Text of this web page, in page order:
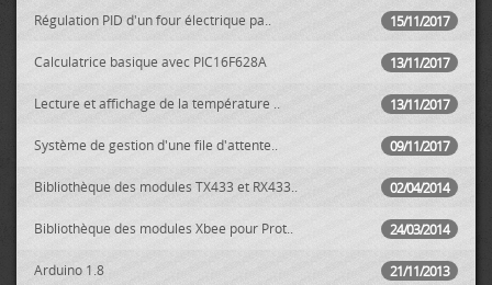
15/11/2017
Régulation PID d'un four électrique pa..
13/11/2017
Calculatrice basique avec PIC16F628A
13/11/2017
Lecture et affichage de la température ..
09/11/2017
Système de gestion d'une file d'attente..
02/04/2014
Bibliothèque des modules TX433 et RX433..
24/03/2014
Bibliothèque des modules Xbee pour Prot..
21/11/2013
Arduino 1.8